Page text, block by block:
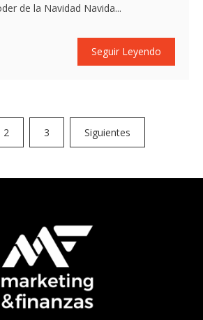
de la Navidad Navida...
Seguir Leyendo
2 3 Siguientes